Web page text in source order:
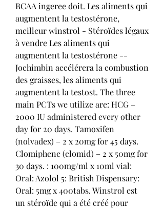
BCAA ingeree doit. Les aliments qui
augmentent la testostérone,
meilleur winstrol - Stéroïdes légaux
à vendre Les aliments qui
augmentent la testostérone --
Jochimbin accélérera la combustion
des graisses, les aliments qui
augmentent la testost. The three
main PCTs we utilize are: HCG –
2000 IU administered every other
day for 20 days. Tamoxifen
(nolvadex) – 2 x 20mg for 45 days.
Clomiphene (clomid) – 2 x 50mg for
30 days. : 100mg/ml x 10ml vial:
Oral: Azolol 5: British Dispensary:
Oral: 5mg x 400tabs. Winstrol est
un stéroïde qui a été créé pour